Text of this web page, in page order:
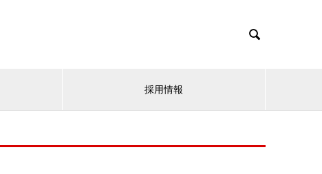

採用情報